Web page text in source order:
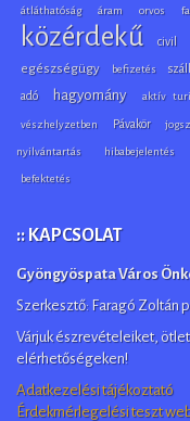
átláthatóság áram orvos
közérdekű civil
egészségügy befizetés
adó hagyomány aktív
vészhelyzetben Pávakör
nyilvántartás hibabejelentés
befektetés
:: KAPCSOLAT
Gyöngyöspata Város
Szerkesztő: Faragó Zoltán
Várjuk észrevételeiket,
elérhetőségeken!
Adatkezelési tájékoztató
Érdekmérlegelési teszt